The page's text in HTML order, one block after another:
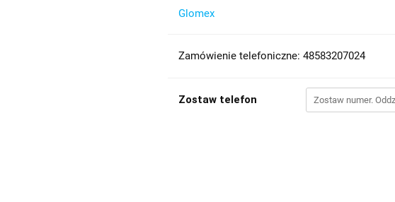
Glomex
Zamówienie telefoniczne: 48583207024
Zostaw telefon